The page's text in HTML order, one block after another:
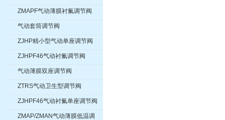
ZMAPF气动薄膜衬氟调节阀
气动套筒调节阀
ZJHP精小型气动单座调节阀
ZJHPF46气动衬氟调节阀
气动薄膜双座调节阀
ZTRS气动卫生型调节阀
ZJHPF46气动衬氟单座调节阀
ZMAP/ZMAN气动薄膜低温调